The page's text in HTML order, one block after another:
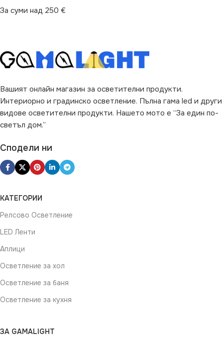
За суми над 250 €
Вашият онлайн магазин за осветителни продукти.
Интериорно и градинско осветление. Пълна гама led и други
видове осветителни продукти. Нашето мото е “За един по-
светъл дом.”
Сподели ни
КАТЕГОРИИ
Релсово Осветление
LED Ленти
Аплици
Осветление за хол
Осветление за баня
Осветление за кухня
ЗА GAMALIGHT